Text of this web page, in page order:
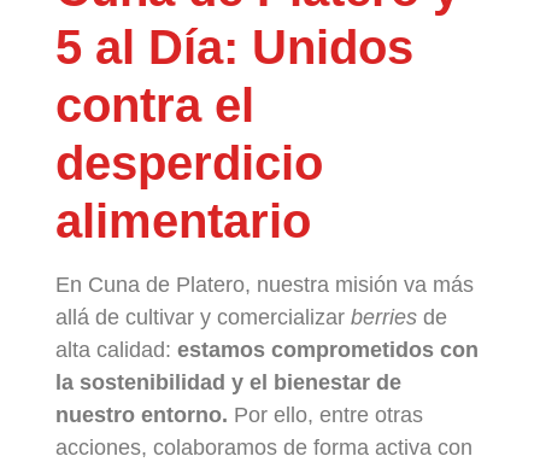
5 al Día: Unidos
contra el
desperdicio
alimentario
En Cuna de Platero, nuestra misión va más
allá de cultivar y comercializar berriesde
alta calidad: estamos comprometidos con
la sostenibilidad y el bienestar de
nuestro entorno. Por ello, entre otras
acciones, colaboramos de forma activa con